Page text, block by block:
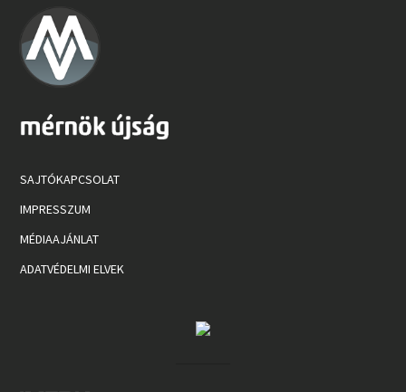
SAJTÓKAPCSOLAT
IMPRESSZUM
MÉDIAAJÁNLAT
ADATVÉDELMI ELVEK